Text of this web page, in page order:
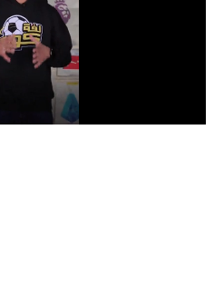
الدوري السعودي للمحترفين
دوري أبطال إفريقيا